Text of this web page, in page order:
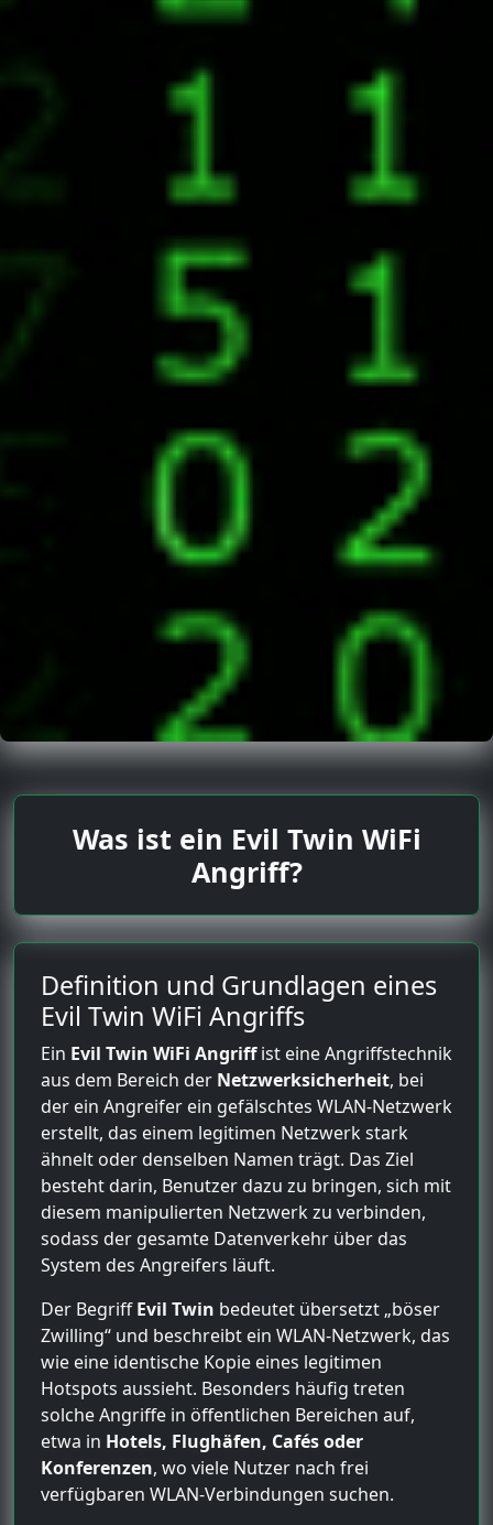
Was ist ein Evil Twin WiFi
Angriff?
Definition und Grundlagen eines
Evil Twin WiFi Angriffs
Ein Evil Twin WiFi Angriffist eine Angriffstechnik
aus dem Bereich der Netzwerksicherheit, bei
der ein Angreifer ein gefälschtes WLAN-Netzwerk
erstellt, das einem legitimen Netzwerk stark
ähnelt oder denselben Namen trägt. Das Ziel
besteht darin, Benutzer dazu zu bringen, sich mit
diesem manipulierten Netzwerk zu verbinden,
sodass der gesamte Datenverkehr über das
System des Angreifers läuft.
Der BegriffEvil Twin bedeutet übersetzt „böser
Zwilling“ und beschreibt ein WLAN-Netzwerk, das
wie eine identische Kopie eines legitimen
Hotspots aussieht. Besonders häufig treten
solche Angriffe in öffentlichen Bereichen auf,
etwa in Hotels, Flughäfen, Cafés oder
Konferenzen, wo viele Nutzer nach frei
verfügbaren WLAN-Verbindungen suchen.